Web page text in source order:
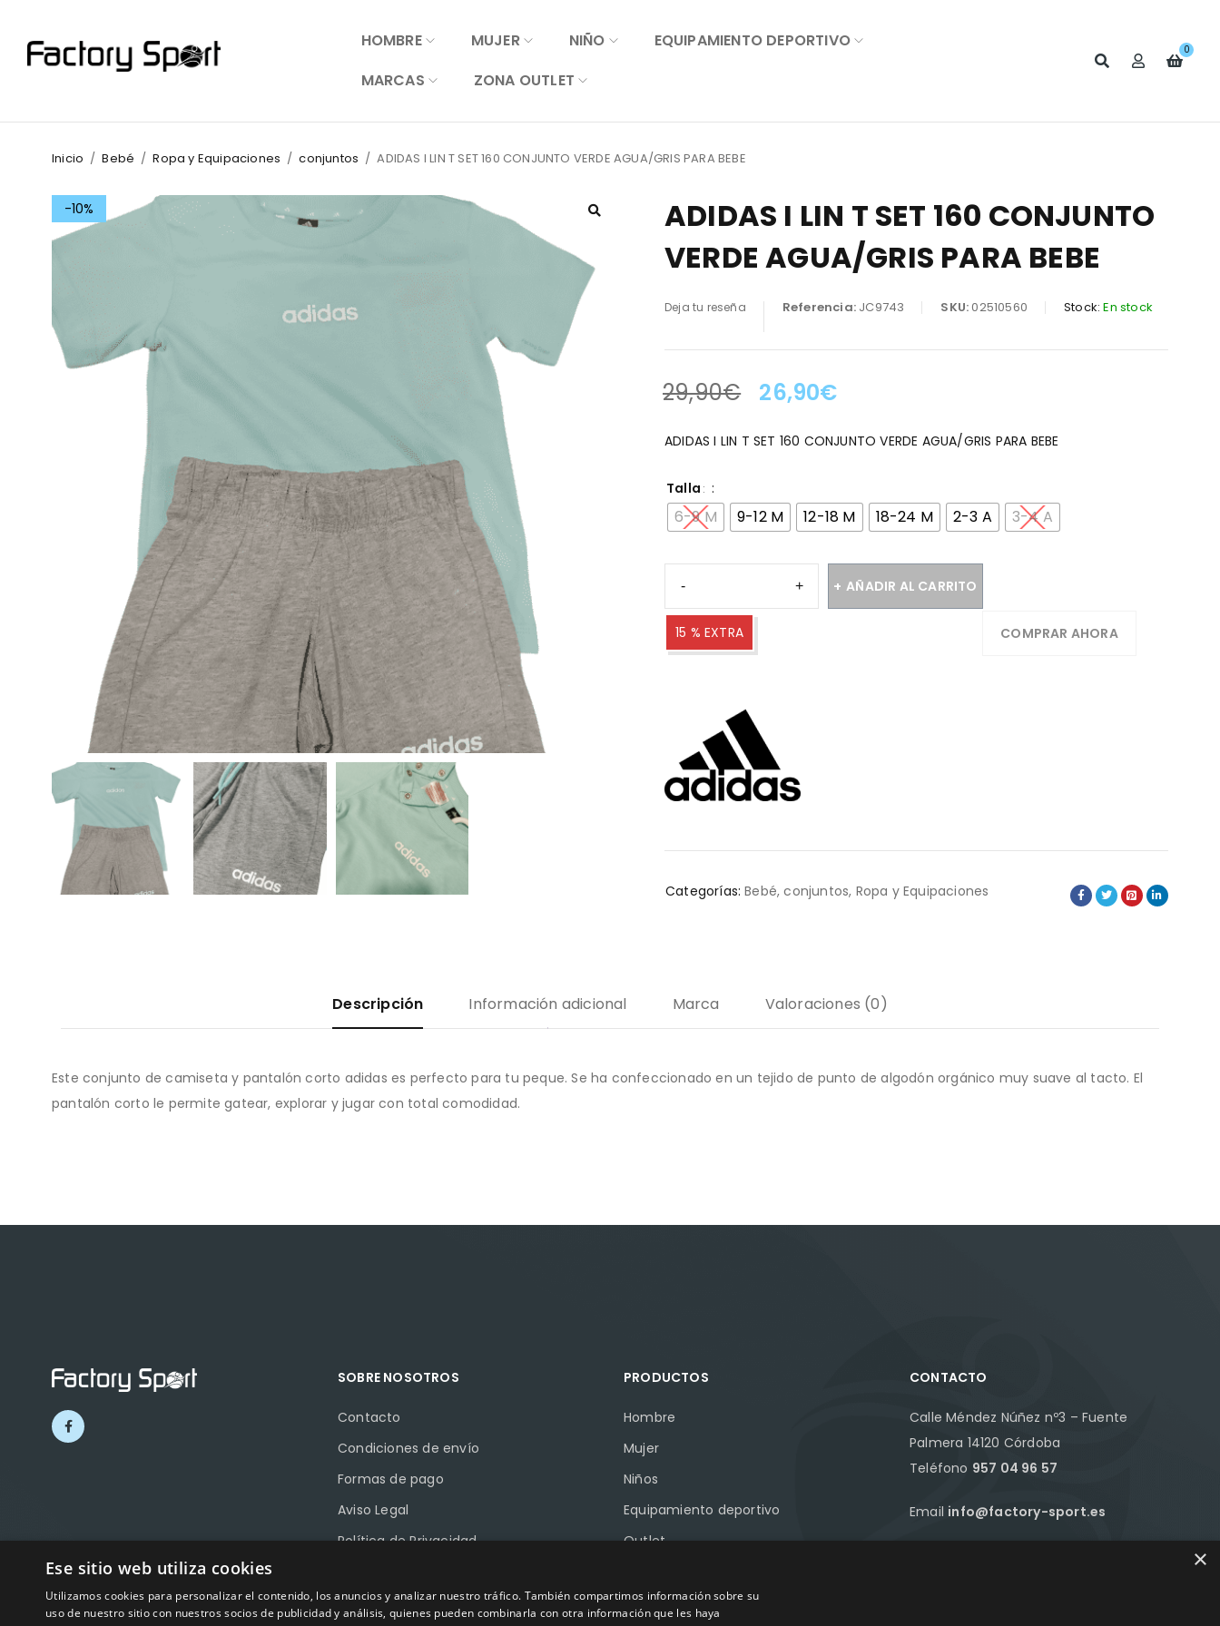
HOMBRE MUJER NIÑO
EQUIPAMIENTO DEPORTIVO
MARCAS
ZONA OUTLET
0
Inicio / Bebé / Ropa y Equipaciones / conjuntos / ADIDAS I LIN T SET 160 CONJUNTO VERDE AGUA/GRIS PARA BEBE
-10%
ADIDAS I LIN T SET 160 CONJUNTO
VERDE AGUA/GRIS PARA BEBE
Deja tu reseña Referencia: JC9743 SKU:02510560 Stock: En stock
LA OFERTA TERMINA EN:
29,90€ 26,90€
ADIDAS I LIN T SET 160 CONJUNTO VERDE AGUA/GRIS PARA BEBE
Talla
6-9 M 9-12 M 12-18 M 18-24 M 2-3 A 3-4 A
AÑADIR AL CARRITO
15 % EXTRA COMPRAR AHORA
Categorías: Bebé,conjuntos, Ropa y Equipaciones
Descripción Información adicional Marca Valoraciones (0)
Este conjunto de camiseta y pantalón corto adidas es perfecto para tu peque. Se ha confeccionado en un tejido de punto de algodón orgánico muy suave al tacto. El
pantalón corto le permite gatear, explorar y jugar con total comodidad.
SOBRE NOSOTROS
Contacto
Condiciones de envío
Formas de pago
Aviso Legal
Política de Privacidad
Ayudas a Pymes
PRODUCTOS
Hombre
Mujer
Niños
Equipamiento deportivo
Outlet
CONTACTO
Calle Méndez Núñez nº3 – Fuente
Palmera 14120 Córdoba
Teléfono 957 04 96 57
Email info@factory-sport.es
×
Ese sitio web utiliza cookies
Utilizamos cookies para personalizar el contenido, los anuncios y analizar nuestro tráfico. También compartimos información sobre su
uso de nuestro sitio con nuestros socios de publicidad y análisis, quienes pueden combinarla con otra información que les haya